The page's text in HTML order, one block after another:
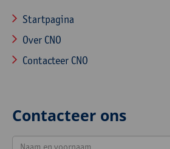
Startpagina
Over CNO
Contacteer CNO
Contacteer ons